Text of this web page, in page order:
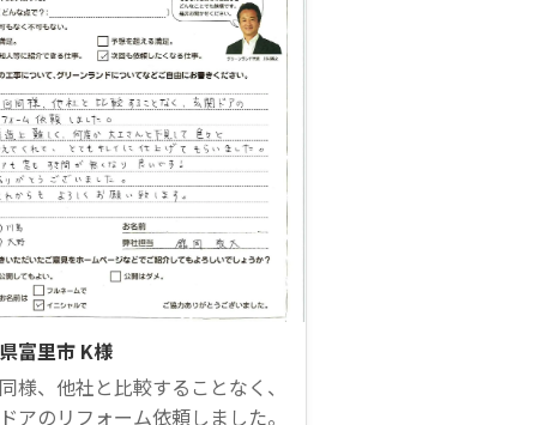
富里市 K様
様、他社と比較することなく、
アのリフォーム依頼しました。